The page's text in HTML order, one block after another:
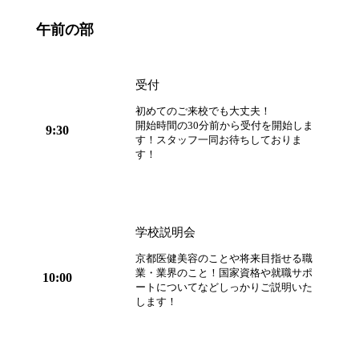
午前の部
9:30
受付
初めてのご来校でも大丈夫！
開始時間の30分前から受付を開始しま
す！スタッフ一同お待ちしておりま
す！
10:00
学校説明会
京都医健美容のことや将来目指せる職
業・業界のこと！国家資格や就職サポ
ートについてなどしっかりご説明いた
します！